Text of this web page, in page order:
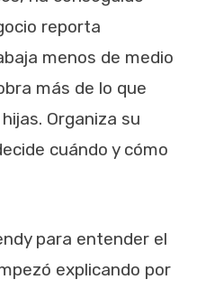
reporta
menos de medio
más de lo que
Organiza su
cuándo y cómo
para entender el
explicando por